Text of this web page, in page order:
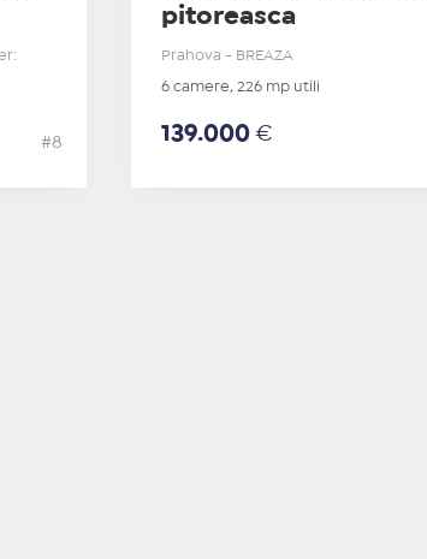
#8
pitoreasca
Prahova - BREAZA
6 camere, 226 mp utili
139.000 €